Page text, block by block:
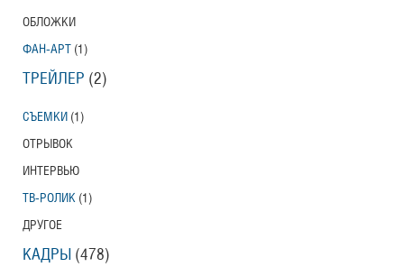
ОБЛОЖКИ
ФАН-АРТ (1)
ТРЕЙЛЕР (2)
СЪЕМКИ (1)
ОТРЫВОК
ИНТЕРВЬЮ
ТВ-РОЛИК (1)
ДРУГОЕ
КАДРЫ (478)